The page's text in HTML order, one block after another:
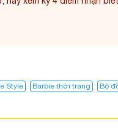
Style Barbie thời trang Bộ